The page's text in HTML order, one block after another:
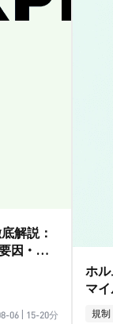
解説：
因・取
06 15-20分
ホ
マ
イド
規制